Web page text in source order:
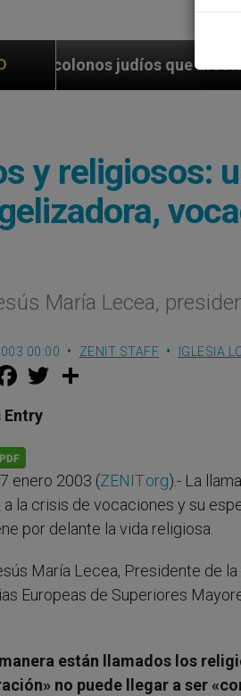
afecta a cristianos (y no sólo)
y religiosos:
María Lecea,
00:00 ZENIT STAFF IGLESIA
F
a
e
b
o
k
w
Entry
enero 2003 (ZENIT.org).- La
la crisis de vocaciones y su
por delante la vida religiosa.
María Lecea, Presidente de
Europeas de Superiores
están llamados los
no puede llegar a ser